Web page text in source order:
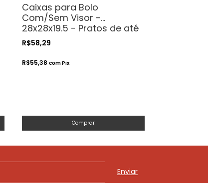
Caixas para Bolo
Com/Sem Visor -
28x28x19.5 - Pratos de até
27cm
R$58,29
R$55,38 comPix
Comprar